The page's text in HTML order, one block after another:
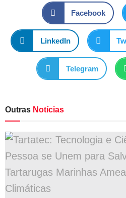
Facebook
LinkedIn
Telegram
Outras Notícias